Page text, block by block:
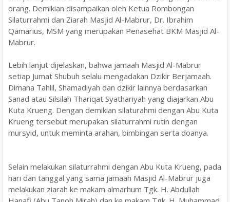
orang. Demikian disampaikan oleh Ketua Rombongan
Silaturrahmi dan Ziarah Masjid Al-Mabrur, Dr. Ibrahim
Qamarius, MSM yang merupakan Penasehat BKM Masjid Al-
Mabrur.
Lebih lanjut dijelaskan, bahwa jamaah Masjid Al-Mabrur
setiap Jumat Shubuh selalu mengadakan Dzikir Berjamaah.
Dimana Tahlil, Shamadiyah dan dzikir lainnya berdasarkan
Sanad atau Silsilah Thariqat Syathariyah yang diajarkan Abu
Kuta Krueng. Dengan demikian silaturahmi dengan Abu Kuta
Krueng tersebut merupakan silaturrahmi rutin dengan
mursyid, untuk meminta arahan, bimbingan serta doanya.
Selain melakukan silaturrahmi dengan Abu Kuta Krueng, pada
hari dan tanggal yang sama jamaah Masjid Al-Mabrur juga
melakukan ziarah ke makam almarhum Tgk. H. Abdullah